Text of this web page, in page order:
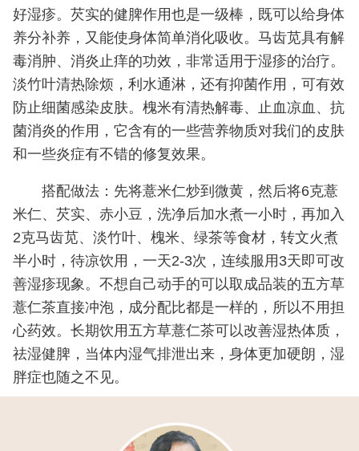
好湿疹。芡实的健脾作用也是一级棒，既可以给身体
养分补养，又能使身体简单消化吸收。马齿苋具有解
毒消肿、消炎止痒的功效，非常适用于湿疹的治疗。
淡竹叶清热除烦，利水通淋，还有抑菌作用，可有效
防止细菌感染皮肤。槐米有清热解毒、止血凉血、抗
菌消炎的作用，它含有的一些营养物质对我们的皮肤
和一些炎症有不错的修复效果。
搭配做法：先将薏米仁炒到微黄，然后将6克薏
米仁、芡实、赤小豆，洗净后加水煮一小时，再加入
2克马齿苋、淡竹叶、槐米、绿茶等食材，转文火煮
半小时，待凉饮用，一天2-3次，连续服用3天即可改
善湿疹现象。不想自己动手的可以取成品装的五方草
薏仁茶直接冲泡，成分配比都是一样的，所以不用担
心药效。长期饮用五方草薏仁茶可以改善湿热体质，
祛湿健脾，当体内湿气排泄出来，身体更加硬朗，湿
胖症也随之不见。